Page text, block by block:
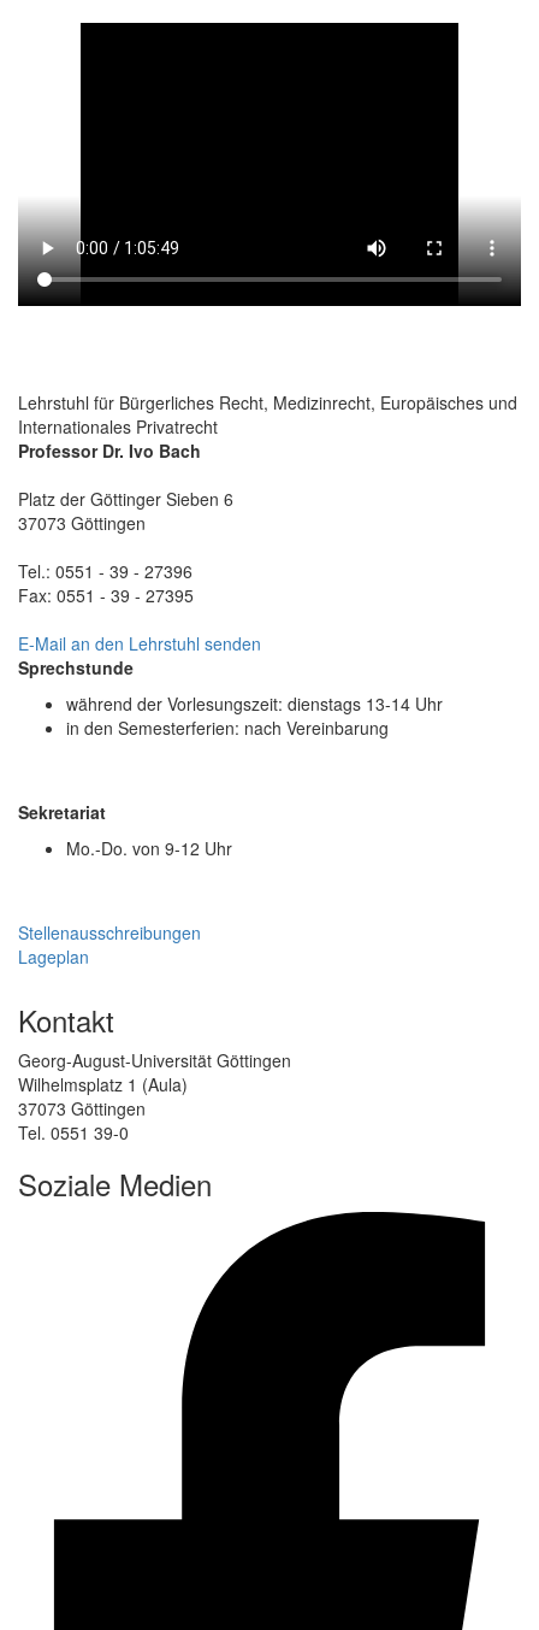
Lehrstuhl für Bürgerliches Recht, Medizinrecht, Europäisches und
Internationales Privatrecht
Professor Dr. Ivo Bach
Platz der Göttinger Sieben 6
37073 Göttingen
Tel.: 0551 - 39 - 27396
Fax: 0551 - 39 - 27395
E-Mail an den Lehrstuhl senden
Sprechstunde
während der Vorlesungszeit: dienstags 13-14 Uhr
in den Semesterferien: nach Vereinbarung
Sekretariat
Mo.-Do. von 9-12 Uhr
Stellenausschreibungen
Lageplan
Kontakt
Georg-August-Universität Göttingen
Wilhelmsplatz 1 (Aula)
37073 Göttingen
Tel. 0551 39-0
Soziale Medien